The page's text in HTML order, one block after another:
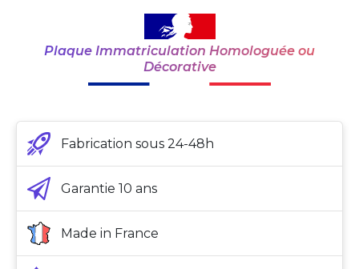
Plaque Immatriculation Homologuée ou
Décorative
Fabrication sous 24-48h
Garantie 10 ans
Made in France